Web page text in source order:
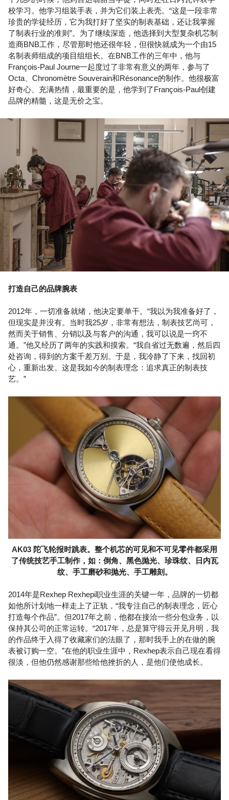
校学习。他学习组装手表，并为它们装上表壳。“这是一段非常
珍贵的学徒经历，它为我打好了坚实的制表基础，还让我掌握
了制表行业的准则”。为了继续深造，他选择到大型复杂机芯制
造商BNB工作，尽管那时他还很年轻，但很快就成为一个由15
名制表师组成的项目组组长。在BNB工作的三年中，他与
François-Paul Journe一起度过了非常有意义的两年，参与了
Octa、Chronomètre Souverain和Résonance的制作。他很极富
好奇心、充满热情，最重要的是，他学到了François-Paul创建
品牌的精髓，这是无价之宝。
打造自己的品牌腕表
2012年，一切准备就绪，他决定要单干。“我以为我准备好了，
但现实是并没有。当时我25岁，非常有想法，制表技艺尚可，
然而关于销售、分销以及与客户的沟通，我可以说是一窍不
通。”他又经历了两年的实践和摸索。“我自省过无数遍，然后四
处咨询，得到的方案千差万别。于是，我冷静了下来，找回初
心，重新出发。这是我如今的制表理念：追求真正的制表技
艺。”
AK03 陀飞轮报时跳表。整个机芯的可见和不可见零件都采用
了传统技艺手工制作，如：倒角、黑色抛光、珍珠纹、日内瓦
纹、手工磨砂和抛光、手工雕刻。
2014年是Rexhep Rexhepi职业生涯的关键一年，品牌的一切都
如他所计划地一样走上了正轨，“我专注自己的制表理念，匠心
打造每个作品”。但2017年之前，他都在接洽一些分包业务，以
保持其公司的正常运转。“2017年，总是算守得云开见月明，我
的作品终于入得了收藏家们的法眼了，那时我手上的在做的腕
表被订购一空。”在他的职业生涯中，Rexhep表示自己现在看得
很淡，但他仍然感谢那些给他挫折的人，是他们使他成长。